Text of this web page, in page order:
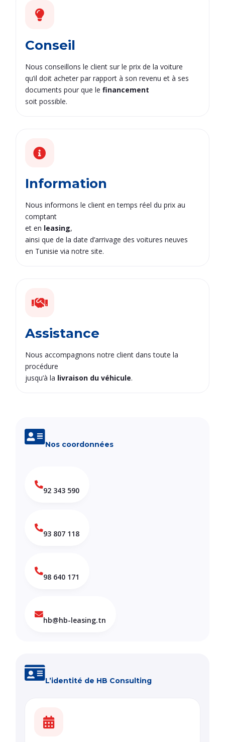
Conseil
Nous conseillons le client sur le prix de la voiture
qu’il doit acheter par rapport à son revenu et à ses
documents pour que le financement
soit possible.
Information
Nous informons le client en temps réel du prix au
comptant
et en leasing,
ainsi que de la date d’arrivage des voitures neuves
en Tunisie via notre site.
Assistance
Nous accompagnons notre client dans toute la
procédure
jusqu’à la livraison du véhicule.
Nos coordonnées
92 343 590
93 807 118
98 640 171
hb@hb-leasing.tn
L’identité de HB Consulting